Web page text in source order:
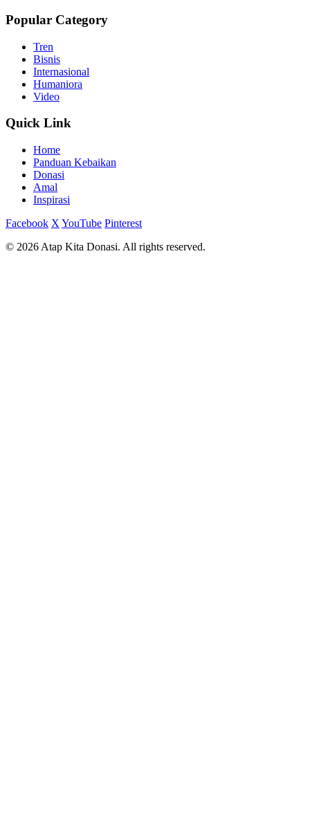
Popular Category
Tren
Bisnis
Internasional
Humaniora
Video
Quick Link
Home
Panduan Kebaikan
Donasi
Amal
Inspirasi
Facebook X YouTube Pinterest
© 2026 Atap Kita Donasi. All rights reserved.